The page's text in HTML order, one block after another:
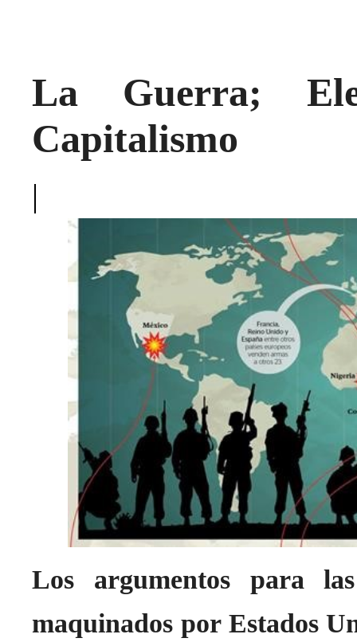
La Guerra;
Capitalismo
|
Los argumentos para
maquinados por Estados